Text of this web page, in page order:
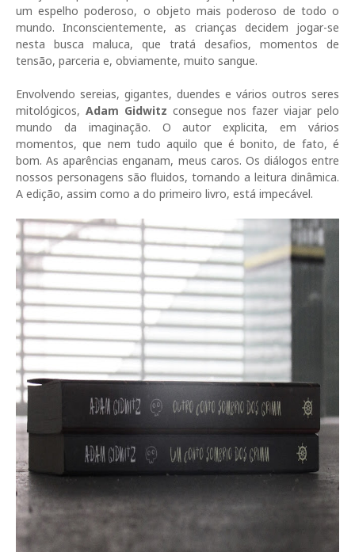
um espelho poderoso, o objeto mais poderoso de todo o
mundo. Inconscientemente, as crianças decidem jogar-se
nesta busca maluca, que tratá desafios, momentos de
tensão, parceria e, obviamente, muito sangue.
Envolvendo sereias, gigantes, duendes e vários outros seres
mitológicos, Adam Gidwitz consegue nos fazer viajar pelo
mundo da imaginação. O autor explicita, em vários
momentos, que nem tudo aquilo que é bonito, de fato, é
bom. As aparências enganam, meus caros. Os diálogos entre
nossos personagens são fluidos, tornando a leitura dinâmica.
A edição, assim como a do primeiro livro, está impecável.